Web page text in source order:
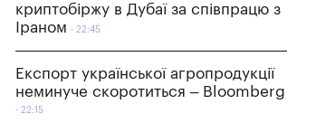
криптобіржу в Дубаї за співпрацю з
Іраном
22:45
Експорт української агропродукції
неминуче скоротиться – Bloomberg
22:15